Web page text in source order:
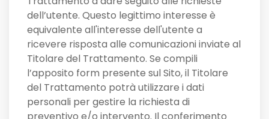
dell’utente. Questo legittimo interesse è
equivalente all'interesse dell'utente a
ricevere risposta alle comunicazioni inviate al
Titolare del Trattamento. Se compili
l’apposito form presente sul Sito, il Titolare
del Trattamento potrà utilizzare i dati
personali per gestire la richiesta di